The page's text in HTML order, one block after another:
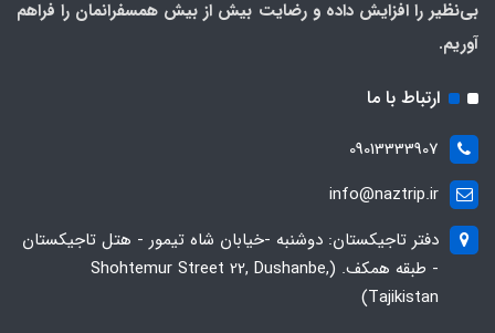
بی‌نظیر را افزایش داده و رضایت بیش از بیش همسفرانمان را فراهم
آوریم.
ارتباط با ما
09013333907
info@naztrip.ir
دفتر تاجیکستان: دوشنبه -خیابان شاه تیمور - هتل تاجیکستان
- طبقه همکف. (Shohtemur Street 22, Dushanbe,
Tajikistan)